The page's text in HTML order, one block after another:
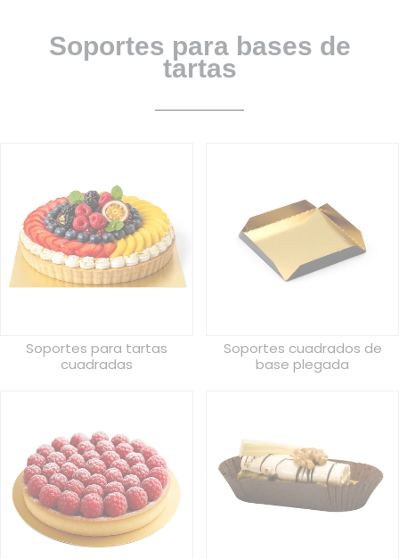
Soportes para bases de
tartas
Soportes para tartas
cuadradas
Soportes cuadrados de
base plegada